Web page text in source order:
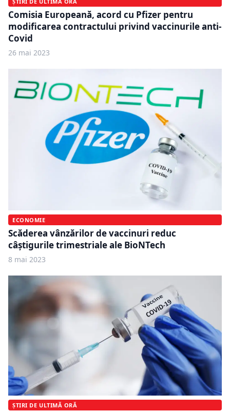
Comisia Europeană, acord cu Pfizer pentru
modificarea contractului privind vaccinurile anti-
Covid
26 mai 2023
ECONOMIE
Scăderea vânzărilor de vaccinuri reduc
câștigurile trimestriale ale BioNTech
8 mai 2023
ȘTIRI DE ULTIMĂ ORĂ